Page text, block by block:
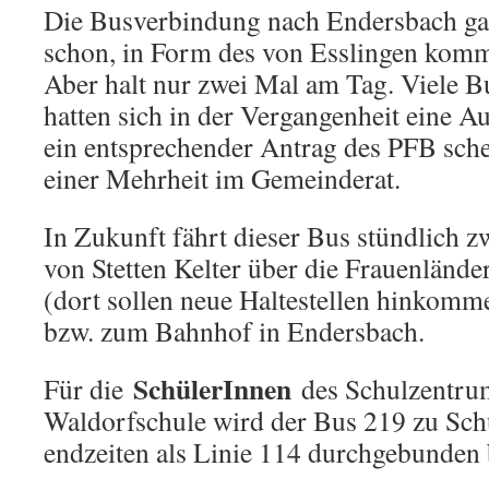
Die Busverbindung nach Endersbach
schon, in Form des von Esslingen
Aber halt nur zwei Mal am Tag. Viele
hatten sich in der Vergangenheit eine
ein entsprechender Antrag des PFB
einer Mehrheit im Gemeinderat.
In Zukunft fährt dieser Bus stündlich
von Stetten Kelter über die
(dort sollen neue Haltestellen
bzw. zum Bahnhof in Endersbach.
Für die SchülerInnen des
Waldorfschule wird der Bus 219 zu
endzeiten als Linie 114 durchgebunden